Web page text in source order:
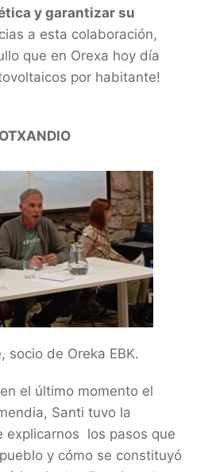
y garantizar su
a esta colaboración,
que en Orexa hoy día
por habitante!
OTXANDIO
socio de Oreka EBK.
el último momento el
Santi tuvo la
explicarnos los pasos que
y cómo se constituyó